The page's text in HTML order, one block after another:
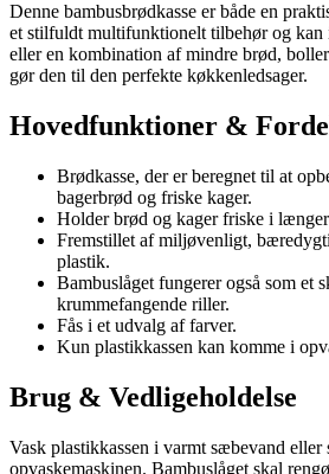
Denne bambusbrødkasse er både en
et stilfuldt multifunktionelt tilbehør og kan
eller en kombination af mindre brød,
gør den til den perfekte køkkenledsager.
Hovedfunktioner &
Brødkasse, der er beregnet til at
bagerbrød og friske kager.
Holder brød og kager friske i
Fremstillet af miljøvenligt,
plastik.
Bambuslåget fungerer også som et
krummefangende riller.
Fås i et udvalg af farver.
Kun plastikkassen kan komme i
Brug & Vedligeholdelse
Vask plastikkassen i varmt sæbevand eller
opvaskemaskinen. Bambuslåget skal